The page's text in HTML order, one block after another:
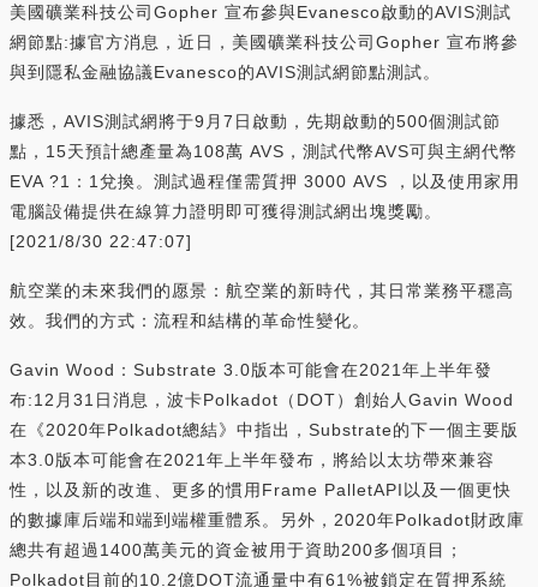
美國礦業科技公司Gopher 宣布參與Evanesco啟動的AVIS測試
網節點:據官方消息，近日，美國礦業科技公司Gopher 宣布將參
與到隱私金融協議Evanesco的AVIS測試網節點測試。
據悉，AVIS測試網將于9月7日啟動，先期啟動的500個測試節
點，15天預計總產量為108萬 AVS，測試代幣AVS可與主網代幣
EVA ?1：1兌換。測試過程僅需質押 3000 AVS ，以及使用家用
電腦設備提供在線算力證明即可獲得測試網出塊獎勵。
[2021/8/30 22:47:07]
航空業的未來我們的愿景：航空業的新時代，其日常業務平穩高
效。我們的方式：流程和結構的革命性變化。
Gavin Wood：Substrate 3.0版本可能會在2021年上半年發
布:12月31日消息，波卡Polkadot（DOT）創始人Gavin Wood
在《2020年Polkadot總結》中指出，Substrate的下一個主要版
本3.0版本可能會在2021年上半年發布，將給以太坊帶來兼容
性，以及新的改進、更多的慣用Frame PalletAPI以及一個更快
的數據庫后端和端到端權重體系。另外，2020年Polkadot財政庫
總共有超過1400萬美元的資金被用于資助200多個項目；
Polkadot目前的10.2億DOT流通量中有61%被鎖定在質押系統